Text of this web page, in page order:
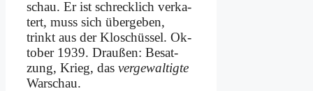
schau. Er ist schreck­lich ver­ka­
tert, muss sich über­ge­ben,
trinkt aus der Klo­schüs­sel. Ok­
to­ber 1939. Drau­ßen: Be­sat­
zung, Krieg, das ver­ge­wal­tig­te
War­schau.